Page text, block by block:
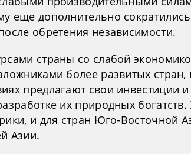
еще дополнительно
обретения независимости.
страны со слабой
более развитых
предлагают свои инвестиции
их природных богатств.
и для стран Юго-Восточной
Азии.